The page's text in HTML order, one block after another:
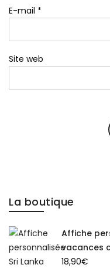
E-mail *
Site web
La boutique
Affiche
vacances
18,90€